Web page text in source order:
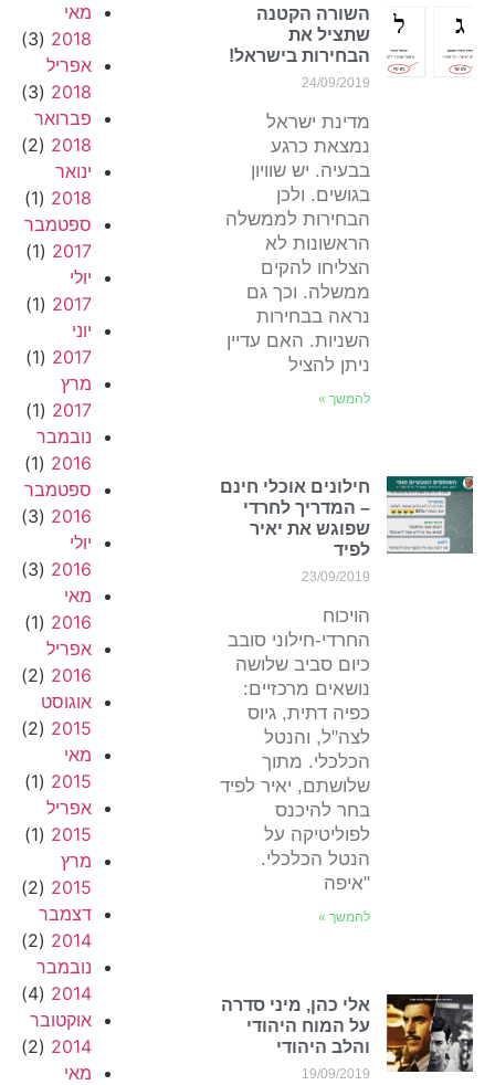
השורה הקטנה
שתציל את
הבחירות בישראל!
24/09/2019
מדינת ישראל
נמצאת כרגע
בבעיה. יש שוויון
בגושים. ולכן
הבחירות לממשלה
הראשונות לא
הצליחו להקים
ממשלה. וכך גם
נראה בבחירות
השניות. האם עדיין
ניתן להציל
להמשך »
חילונים אוכלי חינם
– המדריך לחרדי
שפוגש את יאיר
לפיד
23/09/2019
הויכוח
החרדי-חילוני סובב
כיום סביב שלושה
נושאים מרכזיים:
כפיה דתית, גיוס
לצה"ל, והנטל
הכלכלי. מתוך
שלושתם, יאיר לפיד
בחר להיכנס
לפוליטיקה על
הנטל הכלכלי.
"איפה
להמשך »
אלי כהן, מיני סדרה
על המוח היהודי
והלב היהודי
19/09/2019
מאי
2018
(3)
אפריל
2018
(3)
פברואר
2018
(2)
ינואר
2018
(1)
ספטמבר
2017
(1)
יולי
2017
(1)
יוני
2017
(1)
מרץ
2017
(1)
נובמבר
2016
(1)
ספטמבר
2016
(3)
יולי
2016
(3)
מאי
2016
(1)
אפריל
2016
(2)
אוגוסט
2015
(2)
מאי
2015
(1)
אפריל
2015
(1)
מרץ
2015
(2)
דצמבר
2014
(2)
נובמבר
2014
(4)
אוקטובר
2014
(2)
מאי